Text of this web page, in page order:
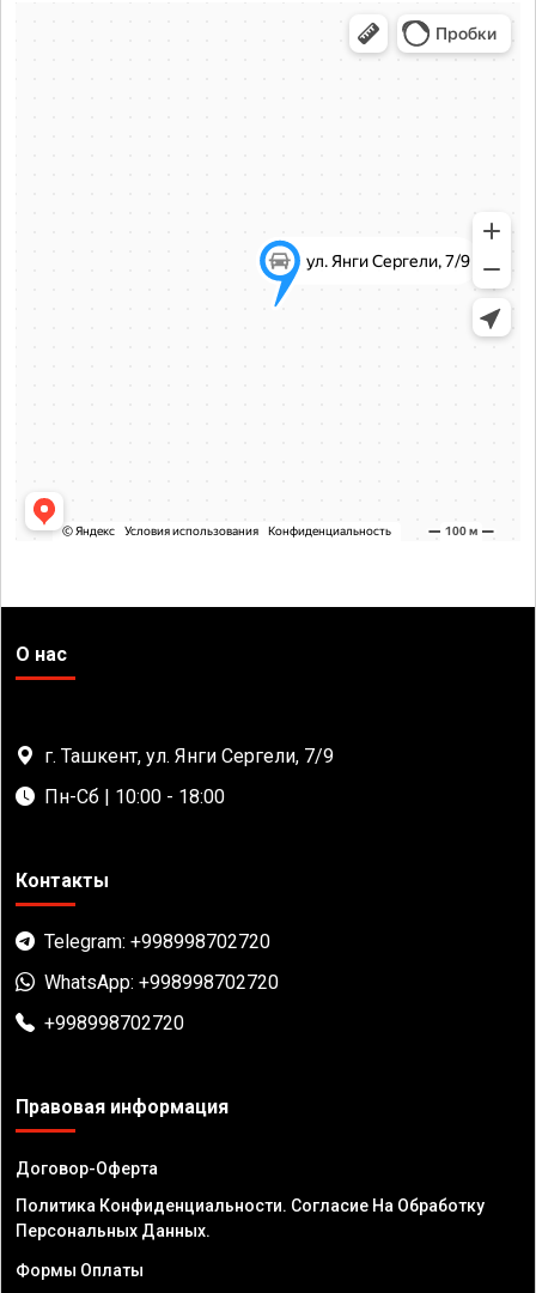
О нас
г. Ташкент, ул. Янги Сергели, 7/9
Пн-Сб | 10:00 - 18:00
Контакты
Telegram: +998998702720
WhatsApp: +998998702720
+998998702720
Правовая информация
Договор-Оферта
Политика Конфиденциальности. Согласие На Обработку
Персональных Данных.
Формы Оплаты